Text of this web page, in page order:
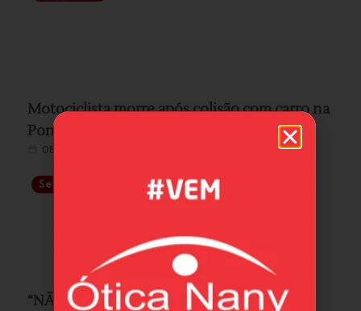
Motociclista morre após colisão com carro na
Ponte Anita Garibaldi, em Laguna
08/08/2026
Segurança
“NÃO PODEMOS PERMANECER EM